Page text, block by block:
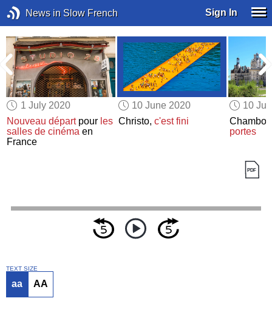
News in Slow French Sign In
1 July 2020
Nouveau départpour les
salles de cinéma en
France
10 June 2020
Christo, c'est fini
10
portes
TEXT SIZE
aa AA